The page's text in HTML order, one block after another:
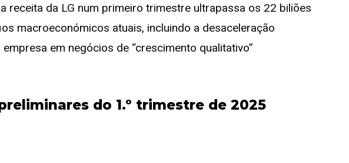
receita da LG num primeiro trimestre ultrapassa os 22 biliões
macroeconómicos atuais, incluindo a desaceleração
em negócios de “crescimento qualitativo”
do 1.º trimestre de 2025